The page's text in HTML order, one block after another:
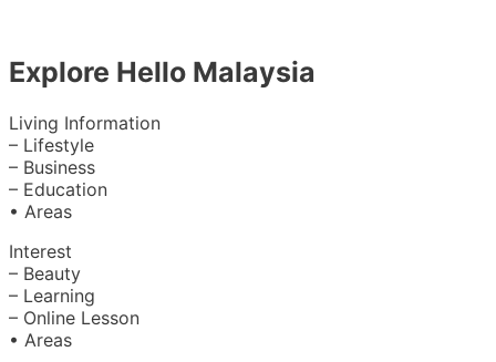
Explore Hello Malaysia
Living Information
– Lifestyle
– Business
– Education
• Areas
Interest
– Beauty
– Learning
– Online Lesson
• Areas